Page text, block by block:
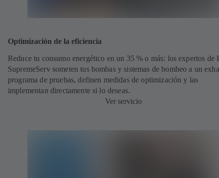
Optimización de la eficiencia
Reduce tu consumo energético en un 35 % o más: los expertos de
SupremeServ someten tus bombas y sistemas de bombeo a un
programa de pruebas, definen medidas de optimización y las
implementan directamente si lo deseas.
Ver servicio